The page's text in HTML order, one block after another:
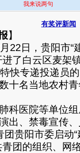
我来说两句
有奖评新闻
】
日，贵阳市“
进了白云区麦架
快专递投递员
十名当地农村
科医院等单位
出、禁毒宣传
阳市委启动“
青团的组织、网